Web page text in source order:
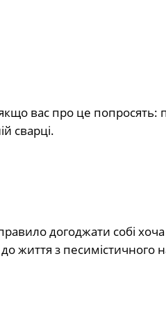
вас про це
сварці.
догоджати собі
життя з песимістичного